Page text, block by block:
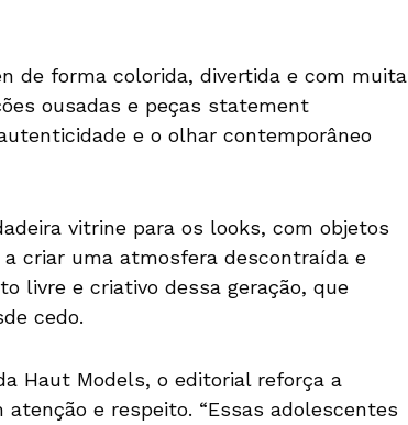
de forma colorida, divertida e com muita
ousadas e peças statement
e o olhar contemporâneo
vitrine para os looks, com objetos
criar uma atmosfera descontraída e
livre e criativo dessa geração, que
cedo.
Haut Models, o editorial reforça a
e respeito. “Essas adolescentes